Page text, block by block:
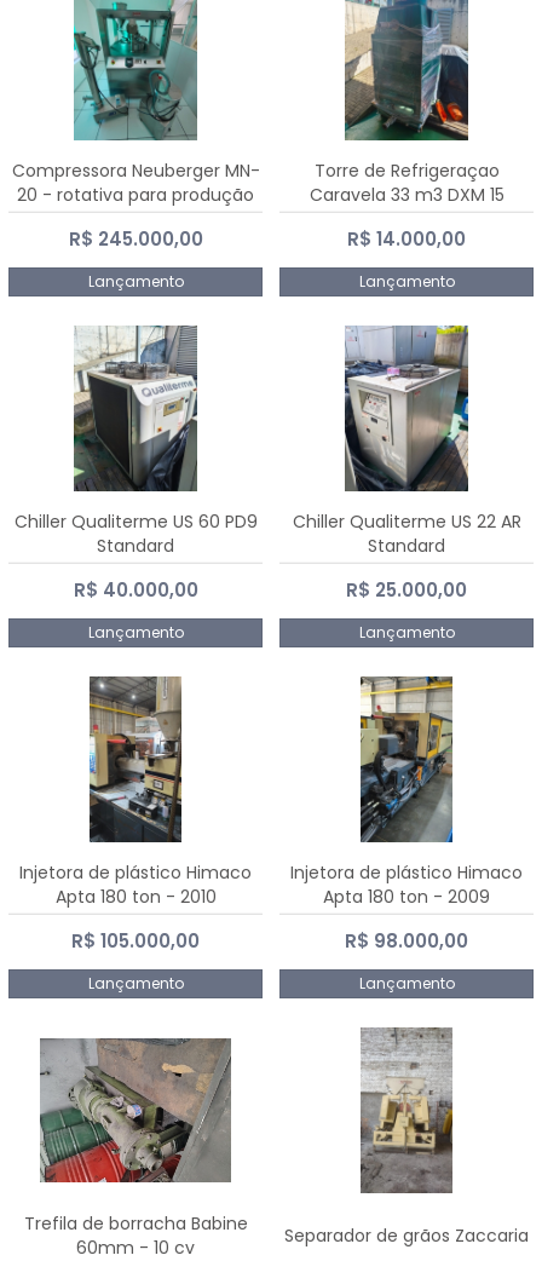
Compressora Neuberger MN-
20 - rotativa para produção
de comprimidos
R$ 245.000,00
Lançamento
Torre de Refrigeraçao
Caravela 33 m3 DXM 15
R$ 14.000,00
Lançamento
Chiller Qualiterme US 60 PD9
Standard
R$ 40.000,00
Lançamento
Chiller Qualiterme US 22 AR
Standard
R$ 25.000,00
Lançamento
Injetora de plástico Himaco
Apta 180 ton - 2010
R$ 105.000,00
Lançamento
Injetora de plástico Himaco
Apta 180 ton - 2009
R$ 98.000,00
Lançamento
Trefila de borracha Babine
60mm - 10 cv
Separador de grãos Zaccaria